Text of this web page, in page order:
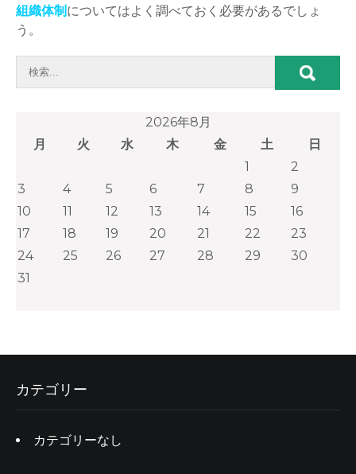
組織体制 についてはよく調べておく必要があるでしょ
う。
2026年8月
月
火 水 木 金 土
日
1
2
3
4 5 6 7 8
9
10
11 12 13 14 15
16
17
18 19 20 21 22
23
24
25 26 27 28 29
30
31
カテゴリー
カテゴリーなし